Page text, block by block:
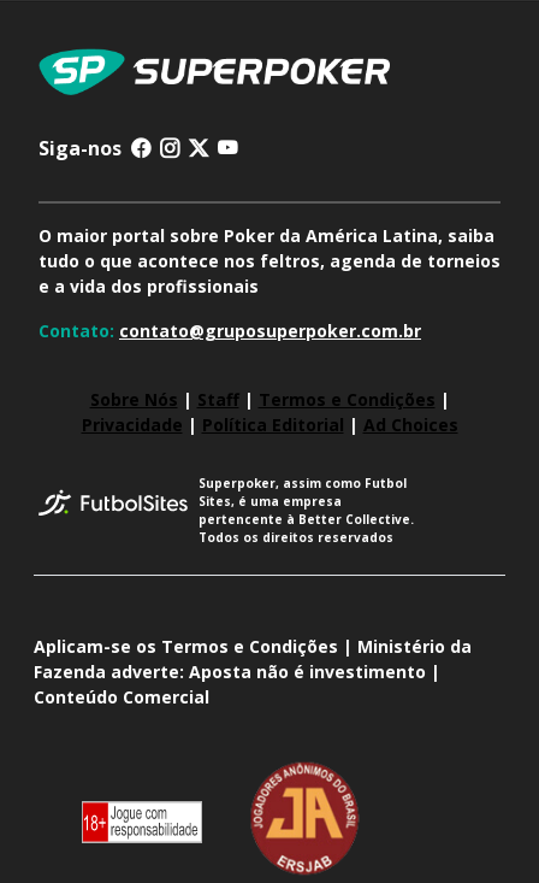
Siga-nos
O maior portal sobre Poker da América Latina, saiba
tudo o que acontece nos feltros, agenda de torneios
e a vida dos profissionais
Contato: contato@gruposuperpoker.com.br
Sobre Nós | Staff| Termos e Condições |
Privacidade | Política Editorial | Ad Choices
Superpoker, assim como Futbol
Sites, é uma empresa
pertencente à Better Collective.
Todos os direitos reservados
Aplicam-se os Termos e Condições | Ministério da
Fazenda adverte: Aposta não é investimento |
Conteúdo Comercial